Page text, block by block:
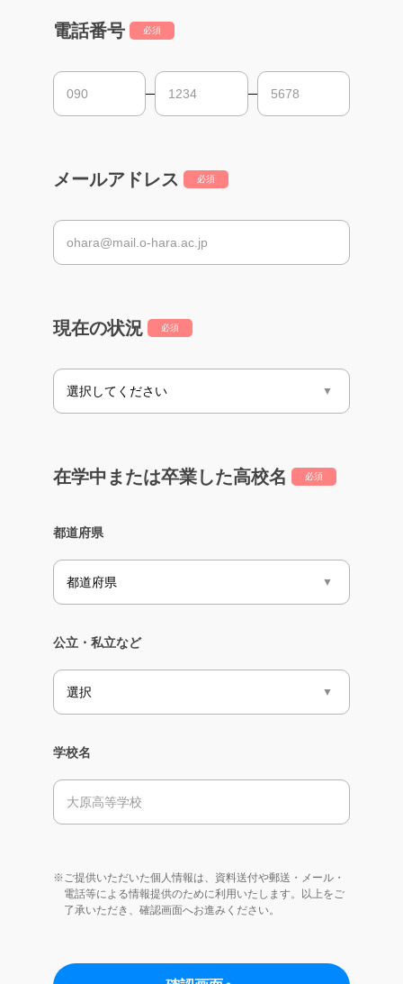
電話番号 必須
メールアドレス 必須
現在の状況 必須
在学中または卒業した高校名 必須
都道府県
公立・私立など
学校名
※ご提供いただいた個人情報は、資料送付や郵送・メール・
電話等による情報提供のために利用いたします。以上をご
了承いただき、確認画面へお進みください。